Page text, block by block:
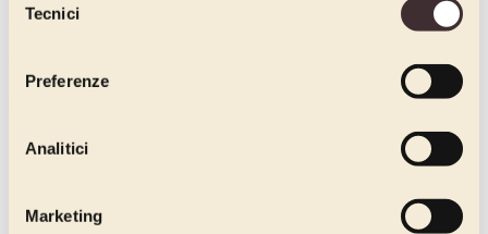
delTecnici
Preferenze
Analitici
Marketing
Raffaele Vignola della Pasticceria Caffè Vignola (Solofra – AV)